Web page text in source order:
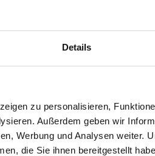
Details
zu personalisieren,
Außerdem geben wir
Werbung und Analysen weiter.
die Sie ihnen bereitgestellt